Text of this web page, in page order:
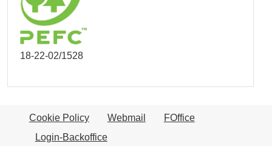
18-22-02/1528
Cookie Policy Webmail
FOffice
Login-Backoffice